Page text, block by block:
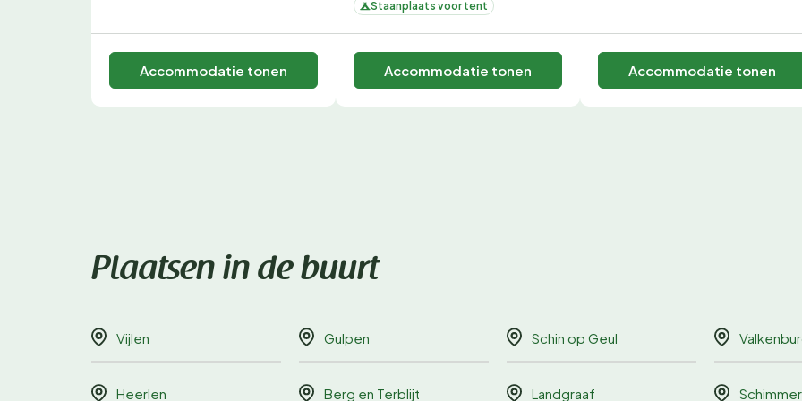
Accommodatie tonen
Staanplaats voor tent
Accommodatie tonen Accommodatie tonen
Plaatsen in de buurt
Vijlen Gulpen Schin op Geul
Heerlen Berg en Terblijt Landgraaf